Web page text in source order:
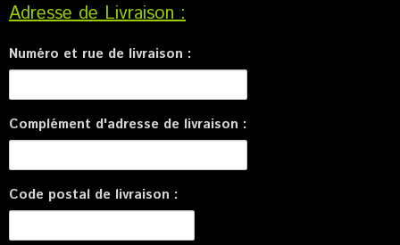
Adresse de Livraison :
Numéro et rue de livraison :
Complément d'adresse de livraison :
Code postal de livraison :